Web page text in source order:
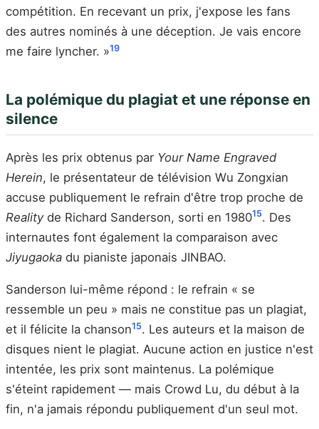
compétition. En recevant un prix, j'expose les fans
des autres nominés à une déception. Je vais encore
me faire lyncher. »19
La polémique du plagiat et une réponse en
silence
Après les prix obtenus par Your Name Engraved
Herein, le présentateur de télévision Wu Zongxian
accuse publiquement le refrain d'être trop proche de
Realityde Richard Sanderson, sorti en 198015. Des
internautes font également la comparaison avec
Jiyugaoka du pianiste japonais JINBAO.
Sanderson lui-même répond : le refrain « se
ressemble un peu » mais ne constitue pas un plagiat,
et il félicite la chanson15. Les auteurs et la maison de
disques nient le plagiat. Aucune action en justice n'est
intentée, les prix sont maintenus. La polémique
s'éteint rapidement — mais Crowd Lu, du début à la
fin, n'a jamais répondu publiquement d'un seul mot.